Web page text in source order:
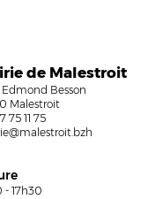
e de Malestroit
Edmond Besson
Malestroit
75 11 75
- 17h30